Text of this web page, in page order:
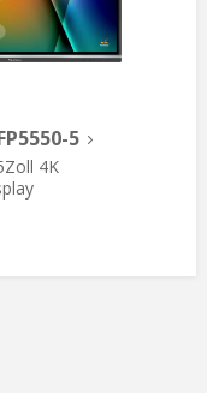
5
4K